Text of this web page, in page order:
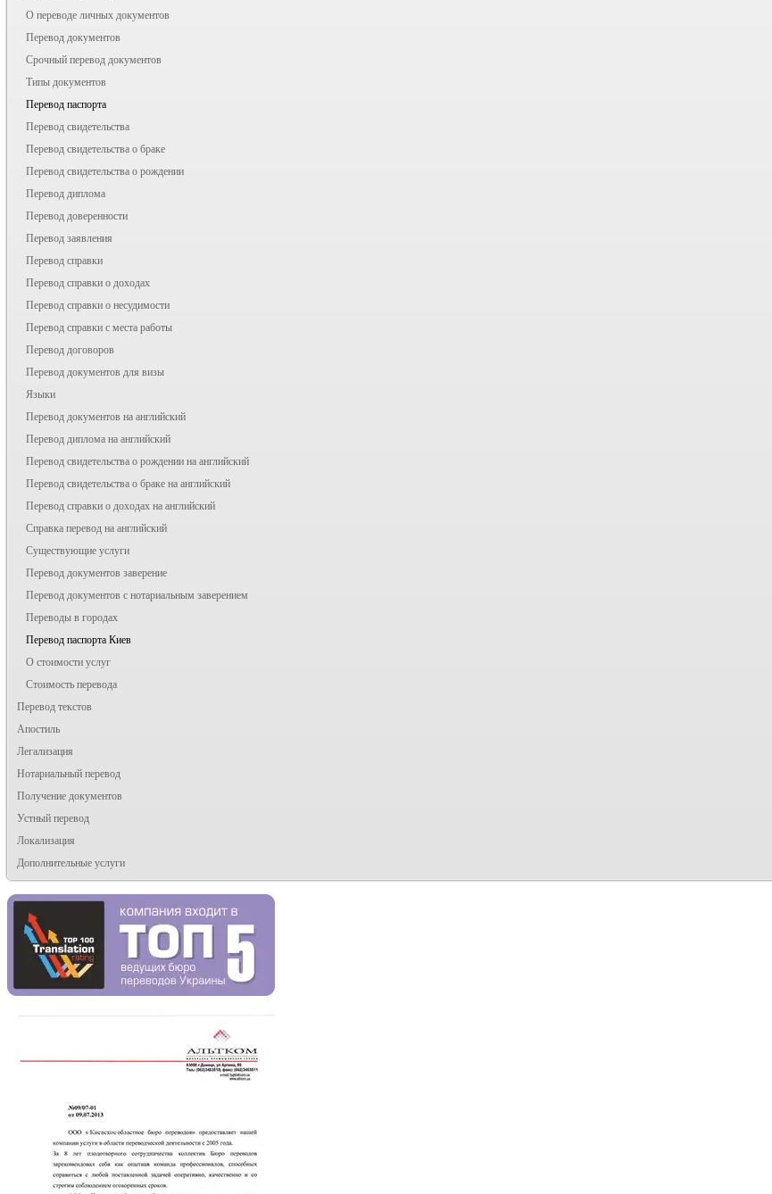
О переводе личных документов
Перевод документов
Срочный перевод документов
Типы документов
Перевод паспорта
Перевод свидетельства
Перевод свидетельства о браке
Перевод свидетельства о рождении
Перевод диплома
Перевод доверенности
Перевод заявления
Перевод справки
Перевод справки о доходах
Перевод справки о несудимости
Перевод справки с места работы
Перевод договоров
Перевод документов для визы
Языки
Перевод документов на английский
Перевод диплома на английский
Перевод свидетельства о рождении на английский
Перевод свидетельства о браке на английский
Перевод справки о доходах на английский
Справка перевод на английский
Существующие услуги
Перевод документов заверение
Перевод документов с нотариальным заверением
Переводы в городах
Перевод паспорта Киев
О стоимости услуг
Стоимость перевода
Перевод текстов
Апостиль
Легализация
Нотариальный перевод
Получение документов
Устный перевод
Локализация
Дополнительные услуги